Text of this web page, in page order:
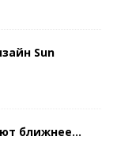
Sun
ближнее...